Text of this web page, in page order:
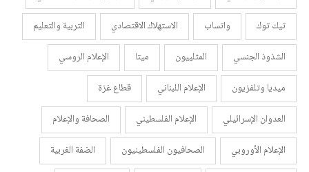
تيك توك
واتساب الاستهلاك الاقتصادي
التربية والتعليم
الشذوذ الجنسي
المثلييون ميتا
الإعلام الروسي
ميديا وتلفزيون
الإعلام اللبناني
قطاع غزة
العدوان الإسرائيلي
الإعلام الفلسطيني
الصحافة والإعلام
الإعلام الأوروبي
الصحافيون الفلسطينيون
الضفة الغربية